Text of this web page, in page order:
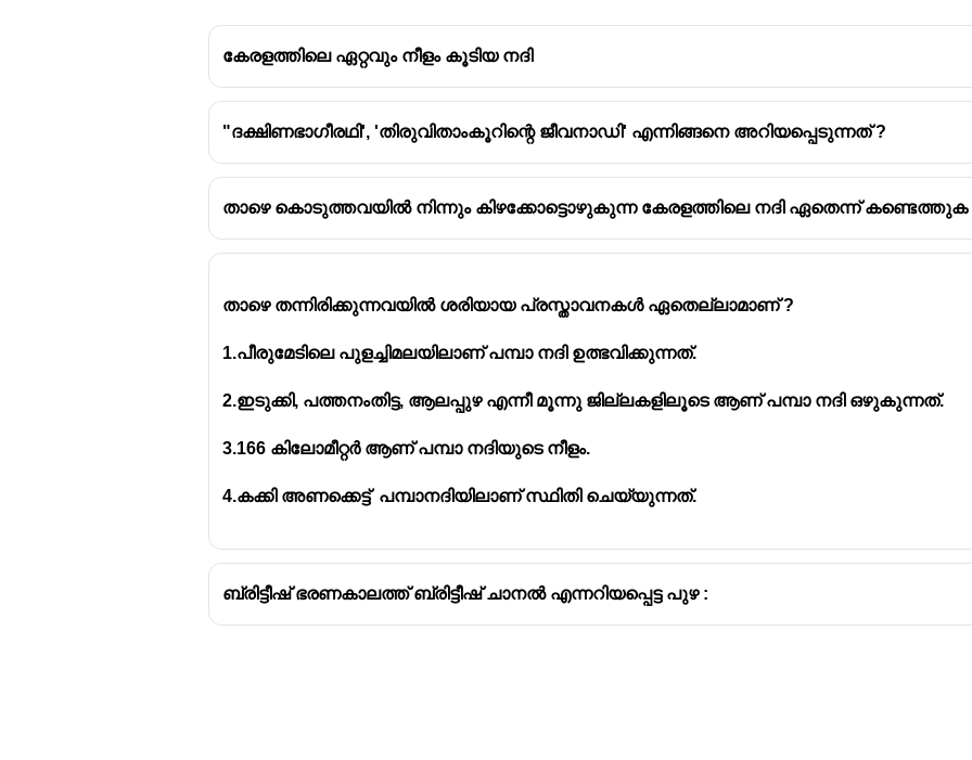
പെരിയാർ നദിയെക്കുറിച്ചുള്ള ശരിയായ പ്രസ്താവനകൾ :
1. കേരളത്തിലെ ഏറ്റവും നീളം കൂടിയതും 'കേരളത്തിൻ്റെ ജീവരേഖ' എന്നും അറിയപ്പെടുന്ന
3. പശ്ചിമഘട്ട മലനിരകളുടെ ഭാഗമായ തമിഴ്‌നാട്ടിലെ സുന്ദരമലയിലെ ശിവഗിരിക്കുന്നുകളിൽ
4. മുതിരപ്പുഴ ഈ നദിയുടെ പോഷക നദിയാണ്.
2. പൗരാണിക കാലത്ത് ബാരിസ് (Baris) എന്ന പേരിൽ അറിയപ്പെട്ടിരുന്ന നദി
കേരളത്തിലെ ഏറ്റവും നീളം കൂടിയ നദി
"ദക്ഷിണഭാഗീരഥി', 'തിരുവിതാംകൂറിന്റെ ജീവനാഡി' എന്നിങ്ങനെ അറിയപ്പെടുന്നത് ?
താഴെ കൊടുത്തവയിൽ നിന്നും കിഴക്കോട്ടൊഴുകുന്ന കേരളത്തിലെ നദി ഏതെന്ന് കണ്ടെത്തുക
താഴെ തന്നിരിക്കുന്നവയിൽ ശരിയായ പ്രസ്താവനകൾ ഏതെല്ലാമാണ് ?
1.പീരുമേടിലെ പുളച്ചിമലയിലാണ്‌ പമ്പാ നദി ഉത്ഭവിക്കുന്നത്.
2.ഇടുക്കി, പത്തനംതിട്ട, ആലപ്പുഴ എന്നീ മൂന്നു ജില്ലകളിലൂടെ ആണ് പമ്പാ നദി ഒഴുകുന്നത്.
3.166 കിലോമീറ്റർ ആണ് പമ്പാ നദിയുടെ നീളം.
4.കക്കി അണക്കെട്ട്  പമ്പാനദിയിലാണ് സ്ഥിതി ചെയ്യുന്നത്.
ബ്രിട്ടീഷ് ഭരണകാലത്ത് ബ്രിട്ടീഷ് ചാനൽ എന്നറിയപ്പെട്ട പുഴ :